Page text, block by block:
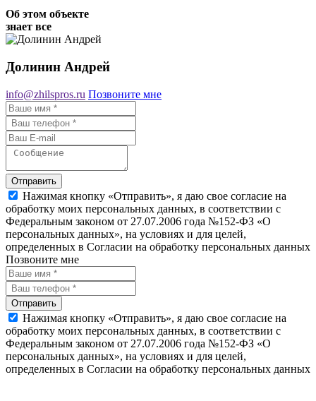
Об этом объекте
знает все
Долинин Андрей
info@zhilspros.ru Позвоните мне
Отправить
Нажимая кнопку «Отправить», я даю свое согласие на
обработку моих персональных данных, в соответствии с
Федеральным законом от 27.07.2006 года №152-ФЗ «О
персональных данных», на условиях и для целей,
определенных в Согласии на обработку персональных данных
Позвоните мне
Отправить
Нажимая кнопку «Отправить», я даю свое согласие на
обработку моих персональных данных, в соответствии с
Федеральным законом от 27.07.2006 года №152-ФЗ «О
персональных данных», на условиях и для целей,
определенных в Согласии на обработку персональных данных